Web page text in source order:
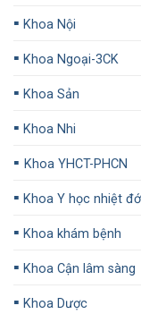
▪️ Khoa Nội
▪️ Khoa Ngoại-3CK
▪️ Khoa Sản
▪️ Khoa Nhi
▪️ Khoa YHCT-PHCN
▪️ Khoa Y học nhiệt
▪️ Khoa khám bệnh
▪️ Khoa Cận lâm sàng
▪️ Khoa Dược